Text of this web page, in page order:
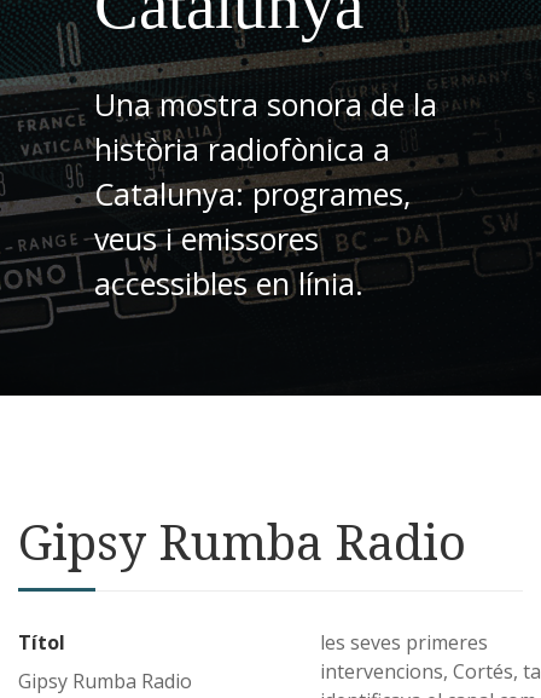
Una mostra sonora de la
història radiofònica a
Catalunya: programes,
veus i emissores
accessibles en línia.
Gipsy Rumba Radio
Títol
Gipsy Rumba Radio
les seves primeres
intervencions, Cortés,